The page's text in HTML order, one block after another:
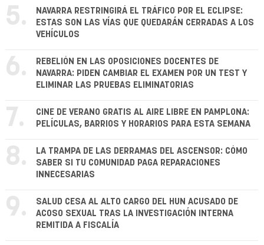
5.
NAVARRA RESTRINGIRÁ EL TRÁFICO POR EL ECLIPSE:
ESTAS SON LAS VÍAS QUE QUEDARÁN CERRADAS A LOS
VEHÍCULOS
6.
REBELIÓN EN LAS OPOSICIONES DOCENTES DE
NAVARRA: PIDEN CAMBIAR EL EXAMEN POR UN TEST Y
ELIMINAR LAS PRUEBAS ELIMINATORIAS
7.
CINE DE VERANO GRATIS AL AIRE LIBRE EN PAMPLONA:
PELÍCULAS, BARRIOS Y HORARIOS PARA ESTA SEMANA
8.
LA TRAMPA DE LAS DERRAMAS DEL ASCENSOR: CÓMO
SABER SI TU COMUNIDAD PAGA REPARACIONES
INNECESARIAS
9.
SALUD CESA AL ALTO CARGO DEL HUN ACUSADO DE
ACOSO SEXUAL TRAS LA INVESTIGACIÓN INTERNA
REMITIDA A FISCALÍA